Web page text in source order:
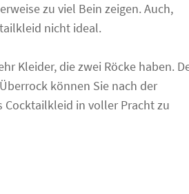
zu viel Bein zeigen. Auch,
nicht ideal.
Kleider, die zwei Röcke haben.
können Sie nach der
in voller Pracht zu